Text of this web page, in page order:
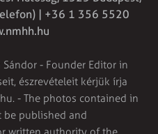
| +36 1 356 5520
- Founder Editor in
észrevételeit kérjük írja
. - The photos contained in
be published and